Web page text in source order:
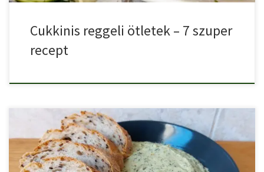
Cukkinis reggeli ötletek – 7 szuper
recept